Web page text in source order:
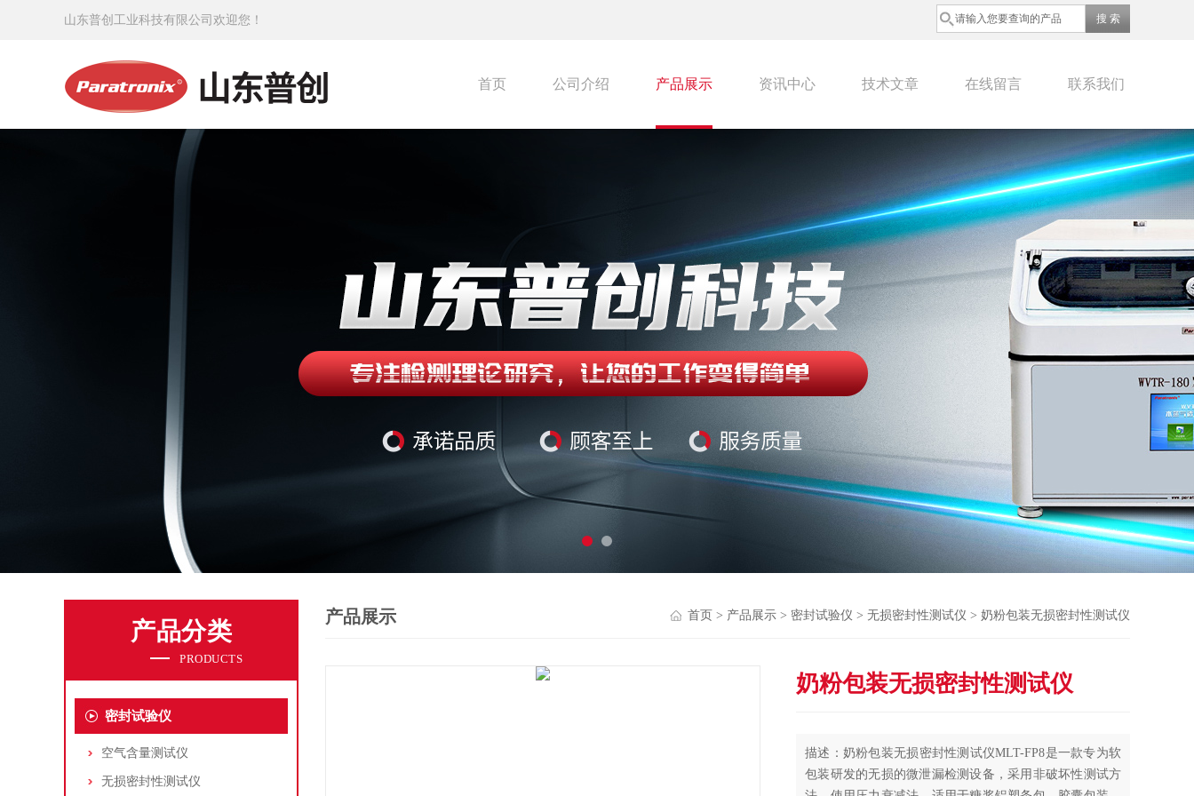
山东普创工业科技有限公司欢迎您！
首页 公司介绍 产品展示 资讯中心 技术文章 在线留言 联系我们
产品分类
PRODUCTS
密封试验仪
空气含量测试仪
无损密封性测试仪
产品展示 首页 > 产品展示 > 密封试验仪 > 无损密封性测试仪 > 奶粉包装无损密封性测试仪
奶粉包装无损密封性测试仪
描述：奶粉包装无损密封性测试仪MLT-FP8是一款专为软
包装研发的无损的微泄漏检测设备，采用非破坏性测试方